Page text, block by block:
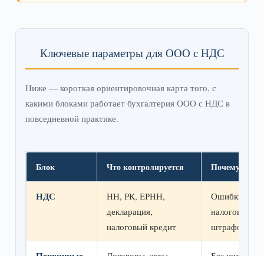
Ключевые параметры для ООО с НДС
Ниже — короткая ориентировочная карта того, с
какими блоками работает бухгалтерия ООО с НДС в
повседневной практике.
Блок Что контролируется Почему это
НДС
НН, РК, ЕРНН,
декларация,
налоговый кредит
Ошибки
налоговую
штрафов